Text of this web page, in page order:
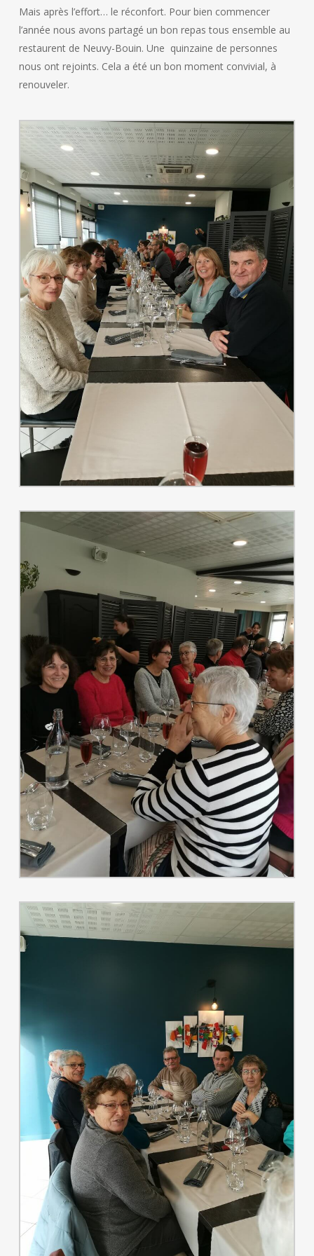
Mais après l’effort… le réconfort. Pour bien commencer
l’année nous avons partagé un bon repas tous ensemble au
restaurent de Neuvy-Bouin. Une quinzaine de personnes
nous ont rejoints. Cela a été un bon moment convivial, à
renouveler.